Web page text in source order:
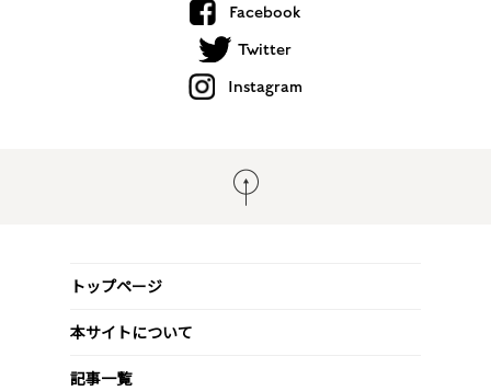
Facebook
Twitter
Instagram
トップページ
本サイトについて
記事一覧